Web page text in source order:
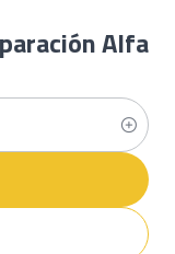
Alfa